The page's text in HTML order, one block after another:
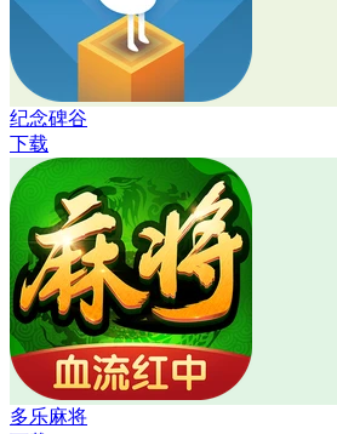
纪念碑谷
下载
多乐麻将